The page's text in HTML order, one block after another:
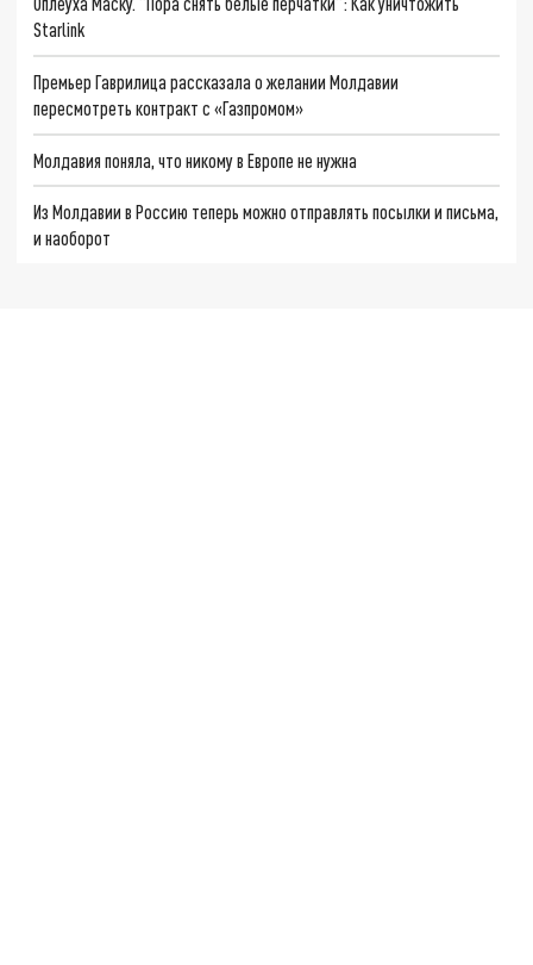
Starlink
Премьер Гаврилица рассказала о желании Молдавии
пересмотреть контракт с «Газпромом»
Молдавия поняла, что никому в Европе не нужна
Из Молдавии в Россию теперь можно отправлять посылки и письма,
и наоборот